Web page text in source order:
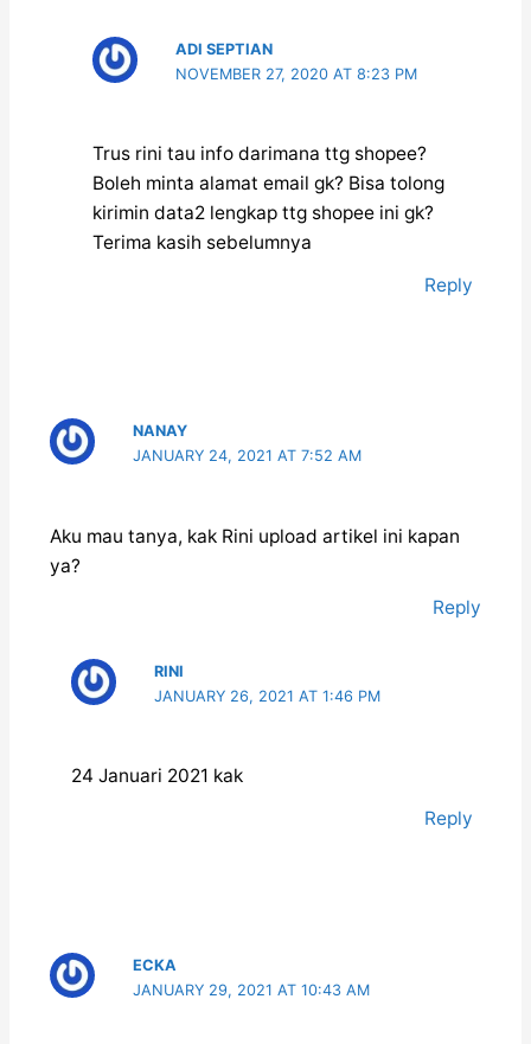
ADI SEPTIAN
NOVEMBER 27, 2020 AT 8:23 PM
Trus rini tau info darimana ttg shopee?
Boleh minta alamat email gk? Bisa tolong
kirimin data2 lengkap ttg shopee ini gk?
Terima kasih sebelumnya
Reply
NANAY
JANUARY 24, 2021 AT 7:52 AM
Aku mau tanya, kak Rini upload artikel ini kapan
ya?
Reply
RINI
JANUARY 26, 2021 AT 1:46 PM
24 Januari 2021 kak
Reply
ECKA
JANUARY 29, 2021 AT 10:43 AM